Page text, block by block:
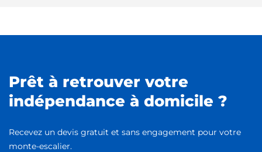
Prêt à retrouver votre
indépendance à domicile ?
Recevez un devis gratuit et sans engagement pour votre
monte-escalier.